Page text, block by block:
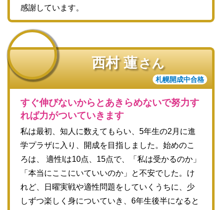
感謝しています。
西村 蓮さん
札幌開成中合格
すぐ伸びないからとあきらめないで努力す
れば力がついていきます
私は最初、知人に数えてもらい、5年生の2月に進
学プラザに入り、開成を目指しました。始めのこ
ろは、 適性Iは10点、15点で、「私は受かるのか」
「本当にここにいていいのか」と不安でした。け
れど、日曜実戦や適性問題をしていくうちに、少
しずつ楽しく身についていき、6年生後半になると